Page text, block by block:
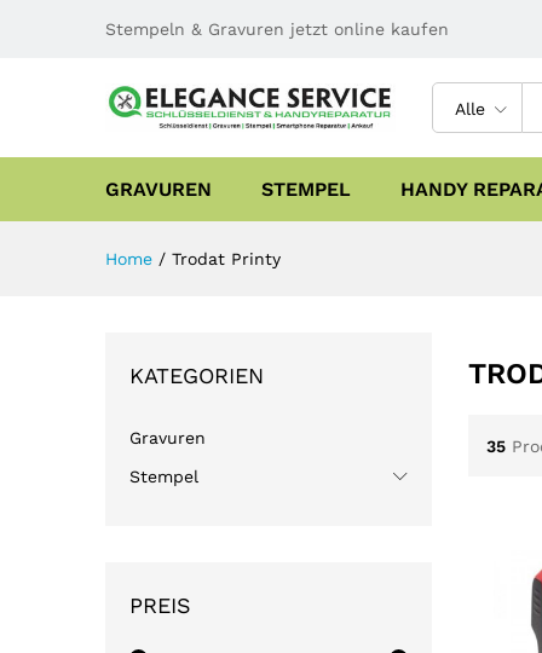
Stempeln & Gravuren jetzt online kaufen
Alle
GRAVUREN STEMPEL HANDY
Home / Trodat Printy
35
KATEGORIEN
Gravuren
Stempel
PREIS